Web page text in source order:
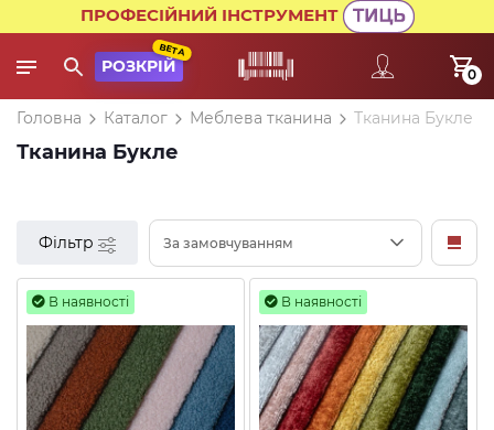
ПРОФЕСІЙНИЙ ІНСТРУМЕНТ
РОЗКРІЙ
BETA
0
Головна Каталог Меблева тканина Тканина Букле
Тканина Букле
Фільтр За замовчуванням
В наявності В наявності